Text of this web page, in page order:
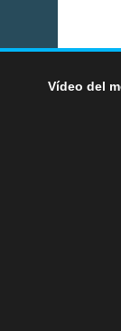
Vídeo del